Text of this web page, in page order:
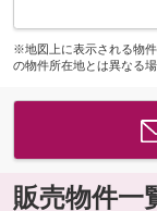
※地図上に表示される物
の物件所在地とは異なる場
販売物件一